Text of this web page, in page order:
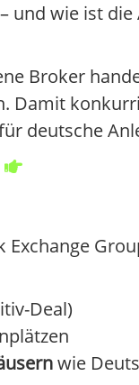
und wie ist
Broker
Damit
deutsche
Deal)
wie